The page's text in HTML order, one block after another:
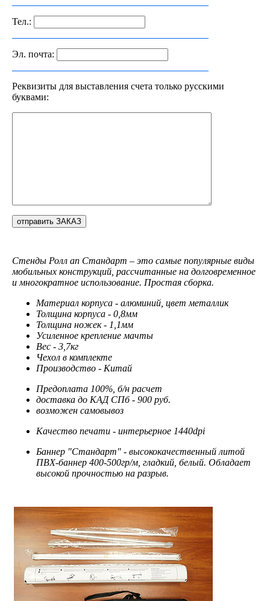
Тел.:
Эл. почта:
Реквизиты для выставления счета только русскими
буквами:
Стенды Ролл ап Стандарт – это самые популярные виды
мобильных конструкций, рассчитанные на долговременное
и многократное использование. Простая сборка.
Материал корпуса - алюминий, цвет металлик
Толщина корпуса - 0,8мм
Толщина ножек - 1,1мм
Усиленное крепление мачты
Вес - 3,7кг
Чехол в комплекте
Производство - Китай
Предоплата 100%, б/н расчет
доставка до КАД СПб - 900 руб.
возможен самовывоз
Качество печати - интерьерное 1440dpi
Баннер "Стандарт" - высококачественный литой
ПВХ-баннер 400-500гр/м, гладкий, белый. Обладает
высокой прочностью на разрыв.